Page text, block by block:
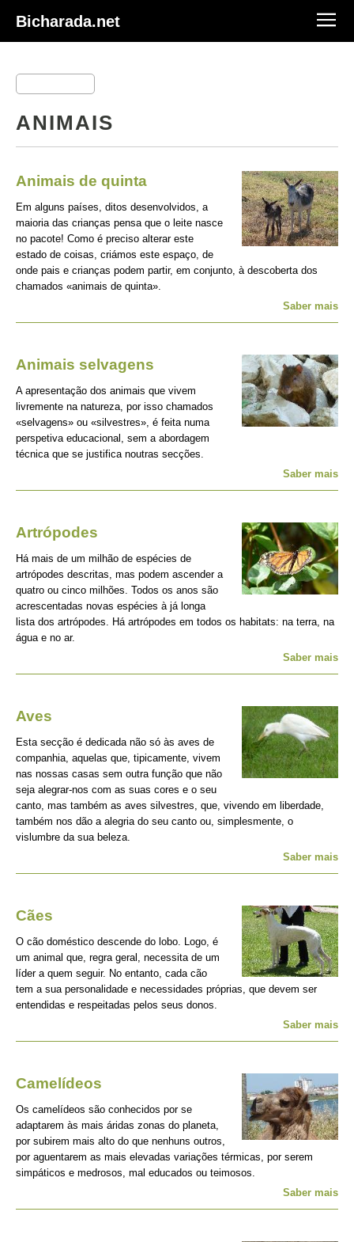
Bicharada.net
ANIMAIS
Animais de quinta
Em alguns países, ditos desenvolvidos, a
maioria das crianças pensa que o leite nasce
no pacote! Como é preciso alterar este
estado de coisas, criámos este espaço, de
onde pais e crianças podem partir, em conjunto, à descoberta dos
chamados «animais de quinta».
Saber mais
Animais selvagens
A apresentação dos animais que vivem
livremente na natureza, por isso chamados
«selvagens» ou «silvestres», é feita numa
perspetiva educacional, sem a abordagem
técnica que se justifica noutras secções.
Saber mais
Artrópodes
Há mais de um milhão de espécies de
artrópodes descritas, mas podem ascender a
quatro ou cinco milhões. Todos os anos são
acrescentadas novas espécies à já longa
lista dos artrópodes. Há artrópodes em todos os habitats: na terra, na
água e no ar.
Saber mais
Aves
Esta secção é dedicada não só às aves de
companhia, aquelas que, tipicamente, vivem
nas nossas casas sem outra função que não
seja alegrar-nos com as suas cores e o seu
canto, mas também as aves silvestres, que, vivendo em liberdade,
também nos dão a alegria do seu canto ou, simplesmente, o
vislumbre da sua beleza.
Saber mais
Cães
O cão doméstico descende do lobo. Logo, é
um animal que, regra geral, necessita de um
líder a quem seguir. No entanto, cada cão
tem a sua personalidade e necessidades próprias, que devem ser
entendidas e respeitadas pelos seus donos.
Saber mais
Camelídeos
Os camelídeos são conhecidos por se
adaptarem às mais áridas zonas do planeta,
por subirem mais alto do que nenhuns outros,
por aguentarem as mais elevadas variações térmicas, por serem
simpáticos e medrosos, mal educados ou teimosos.
Saber mais